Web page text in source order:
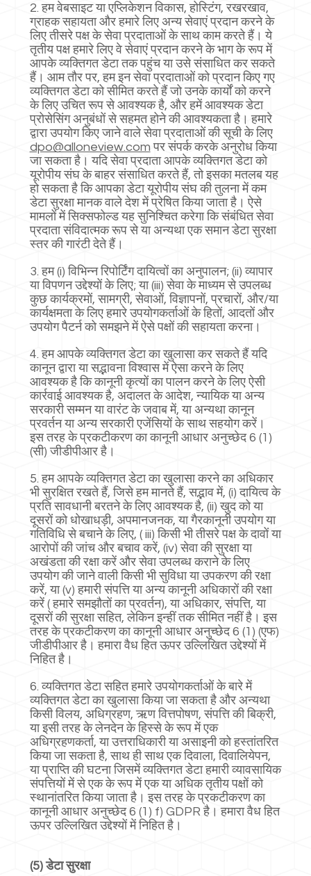
2. हम वेबसाइट या एप्लिकेशन विकास, होस्टिंग, रखरखाव,
ग्राहक सहायता और हमारे लिए अन्य सेवाएं प्रदान करने के
लिए तीसरे पक्ष के सेवा प्रदाताओं के साथ काम करते हैं। ये
तृतीय पक्ष हमारे लिए वे सेवाएं प्रदान करने के भाग के रूप में
आपके व्यक्तिगत डेटा तक पहुंच या उसे संसाधित कर सकते
हैं। आम तौर पर, हम इन सेवा प्रदाताओं को प्रदान किए गए
व्यक्तिगत डेटा को सीमित करते हैं जो उनके कार्यों को करने
के लिए उचित रूप से आवश्यक है, और हमें आवश्यक डेटा
प्रोसेसिंग अनुबंधों से सहमत होने की आवश्यकता है। हमारे
द्वारा उपयोग किए जाने वाले सेवा प्रदाताओं की सूची के लिए
dpo@alloneview.com पर संपर्क करके अनुरोध किया
जा सकता है। यदि सेवा प्रदाता आपके व्यक्तिगत डेटा को
यूरोपीय संघ के बाहर संसाधित करते हैं, तो इसका मतलब यह
हो सकता है कि आपका डेटा यूरोपीय संघ की तुलना में कम
डेटा सुरक्षा मानक वाले देश में प्रेषित किया जाता है। ऐसे
मामलों में सिक्सफोल्ड यह सुनिश्चित करेगा कि संबंधित सेवा
प्रदाता संविदात्मक रूप से या अन्यथा एक समान डेटा सुरक्षा
स्तर की गारंटी देते हैं।
3. हम (i) विभिन्न रिपोर्टिंग दायित्वों का अनुपालन; (ii) व्यापार
या विपणन उद्देश्यों के लिए; या (iii) सेवा के माध्यम से उपलब्ध
कुछ कार्यक्रमों, सामग्री, सेवाओं, विज्ञापनों, प्रचारों, और/या
कार्यक्षमता के लिए हमारे उपयोगकर्ताओं के हितों, आदतों और
उपयोग पैटर्न को समझने में ऐसे पक्षों की सहायता करना।
4. हम आपके व्यक्तिगत डेटा का खुलासा कर सकते हैं यदि
कानून द्वारा या सद्भावना विश्वास में ऐसा करने के लिए
आवश्यक है कि कानूनी कृत्यों का पालन करने के लिए ऐसी
कार्रवाई आवश्यक है, अदालत के आदेश, न्यायिक या अन्य
सरकारी सम्मन या वारंट के जवाब में, या अन्यथा कानून
प्रवर्तन या अन्य सरकारी एजेंसियों के साथ सहयोग करें।
इस तरह के प्रकटीकरण का कानूनी आधार अनुच्छेद 6 (1)
(सी) जीडीपीआर है।
5. हम आपके व्यक्तिगत डेटा का खुलासा करने का अधिकार
भी सुरक्षित रखते हैं, जिसे हम मानते हैं, सद्भाव में, (i) दायित्व के
प्रति सावधानी बरतने के लिए आवश्यक है, (ii) खुद को या
दूसरों को धोखाधड़ी, अपमानजनक, या गैरकानूनी उपयोग या
गतिविधि से बचाने के लिए, ( iii) किसी भी तीसरे पक्ष के दावों या
आरोपों की जांच और बचाव करें, (iv) सेवा की सुरक्षा या
अखंडता की रक्षा करें और सेवा उपलब्ध कराने के लिए
उपयोग की जाने वाली किसी भी सुविधा या उपकरण की रक्षा
करें, या (v) हमारी संपत्ति या अन्य कानूनी अधिकारों की रक्षा
करें ( हमारे समझौतों का प्रवर्तन), या अधिकार, संपत्ति, या
दूसरों की सुरक्षा सहित, लेकिन इन्हीं तक सीमित नहीं है। इस
तरह के प्रकटीकरण का कानूनी आधार अनुच्छेद 6 (1) (एफ)
जीडीपीआर है। हमारा वैध हित ऊपर उल्लिखित उद्देश्यों में
निहित है।
6. व्यक्तिगत डेटा सहित हमारे उपयोगकर्ताओं के बारे में
व्यक्तिगत डेटा का खुलासा किया जा सकता है और अन्यथा
किसी विलय, अधिग्रहण, ऋण वित्तपोषण, संपत्ति की बिक्री,
या इसी तरह के लेनदेन के हिस्से के रूप में एक
अधिग्रहणकर्ता, या उत्तराधिकारी या असाइनी को हस्तांतरित
किया जा सकता है, साथ ही साथ एक दिवाला, दिवालियेपन,
या प्राप्ति की घटना जिसमें व्यक्तिगत डेटा हमारी व्यावसायिक
संपत्तियों में से एक के रूप में एक या अधिक तृतीय पक्षों को
स्थानांतरित किया जाता है। इस तरह के प्रकटीकरण का
कानूनी आधार अनुच्छेद 6 (1) f) GDPR है। हमारा वैध हित
ऊपर उल्लिखित उद्देश्यों में निहित है।
(5) डेटा सुरक्षा